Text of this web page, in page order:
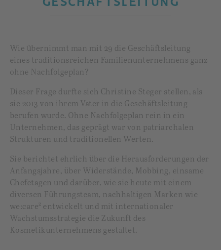
Wie übernimmt man mit 29 die Geschäftsleitung
eines traditionsreichen Familienunternehmens ganz
ohne Nachfolgeplan?
Dieser Frage durfte sich Christine Steger stellen, als
sie 2013 von ihrem Vater in die Geschäftsleitung
berufen wurde. Ohne Nachfolgeplan rein in ein
Unternehmen, das geprägt war von patriarchalen
Strukturen und traditionellen Werten.
Sie berichtet ehrlich über die Herausforderungen der
Anfangsjahre, über Widerstände, Mobbing, einsame
Chefetagen und darüber, wie sie heute mit einem
diversen Führungsteam, nachhaltigen Marken wie
we:care² entwickelt und mit internationaler
Wachstumsstrategie die Zukunft des
Kosmetikunternehmens gestaltet.